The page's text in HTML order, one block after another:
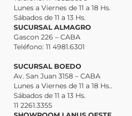
Lunes a Viernes de 11 a 18 Hs.
Sábados de 11 a 13 Hs.
SUCURSAL ALMAGRO
Gascon 226 – CABA
Teléfono: 11 4981.6301
SUCURSAL BOEDO
Av. San Juan 3158 – CABA
Lunes a Viernes de 11 a 18 Hs..
Sábados de 11 a 13 Hs.
11 2261.3355